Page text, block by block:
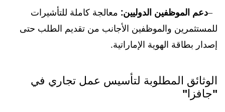
دعم الموظفين الدوليين: معالجة كاملة للتأشيرات
للمستثمرين والموظفين الأجانب من تقديم الطلب حتى
إصدار بطاقة الهوية الإماراتية.
الوثائق المطلوبة لتأسيس عمل تجاري في
"جافزا"